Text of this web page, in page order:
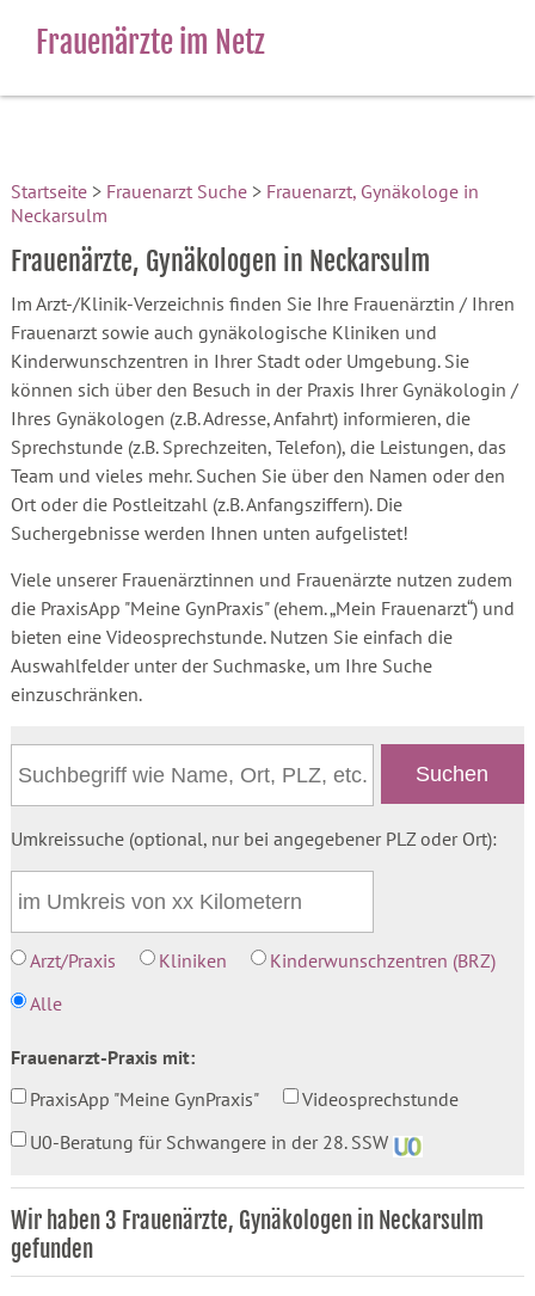
Frauenärzte im Netz
Startseite> Frauenarzt Suche> Frauenarzt, Gynäkologe in
Neckarsulm
Frauenärzte, Gynäkologen in Neckarsulm
Im Arzt-/Klinik-Verzeichnis finden Sie Ihre Frauenärztin / Ihren
Frauenarzt sowie auch gynäkologische Kliniken und
Kinderwunschzentren in Ihrer Stadt oder Umgebung. Sie
können sich über den Besuch in der Praxis Ihrer Gynäkologin /
Ihres Gynäkologen (z.B. Adresse, Anfahrt) informieren, die
Sprechstunde (z.B. Sprechzeiten, Telefon), die Leistungen, das
Team und vieles mehr. Suchen Sie über den Namen oder den
Ort oder die Postleitzahl (z.B. Anfangsziffern). Die
Suchergebnisse werden Ihnen unten aufgelistet!
Viele unserer Frauenärztinnen und Frauenärzte nutzen zudem
die PraxisApp "Meine GynPraxis" (ehem. „Mein Frauenarzt“) und
bieten eine Videosprechstunde. Nutzen Sie einfach die
Auswahlfelder unter der Suchmaske, um Ihre Suche
einzuschränken.
Umkreissuche (optional, nur bei angegebener PLZ oder Ort):
Arzt/Praxis Kliniken
Kinderwunschzentren (BRZ)
Alle
Frauenarzt-Praxis mit:
PraxisApp "Meine GynPraxis"
Videosprechstunde
U0-Beratung für Schwangere in der 28. SSW
Wir haben 3 Frauenärzte, Gynäkologen in Neckarsulm
gefunden